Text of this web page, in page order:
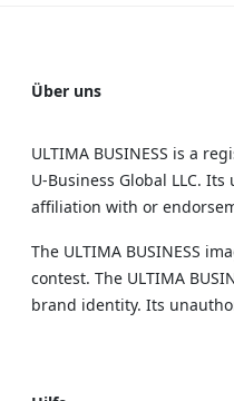
Über uns
ULTIMA BUSINESS is a
U‑Business Global LLC.
affiliation with or
The ULTIMA BUSINESS
contest. The ULTIMA
brand identity. Its